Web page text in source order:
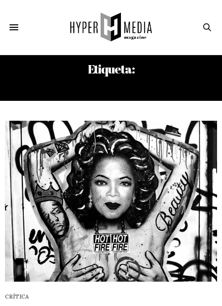
Etiqueta:
CRÍTICA